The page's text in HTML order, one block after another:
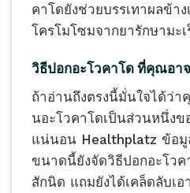
คาโดยังช่วยบรรเทาผลข้าง
โครโมโซมจากยารักษามะเ
วิธีปอกอะโวคาโด ที่คุณอา
ถ้าอ่านถึงตรงนี้มั่นใจได้ว่
นอะโวคาโดเป็นส่วนหนึ่งข
แน่นอน Healthplatz ข้อมู
ขนาดนี้ยังจัดวิธีปอกอะโวค
สักนิด แถมยังได้เคล็ดลับเ